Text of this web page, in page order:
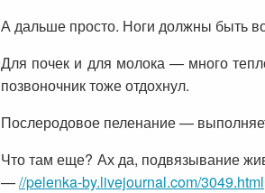
А дальше просто. Ноги должны быть
Для почек и для молока — много
позвоночник тоже отдохнул.
Послеродовое пеленание —
Что там еще? Ах да, подвязывание
—//pelenka-by.livejournal.com/3049.html